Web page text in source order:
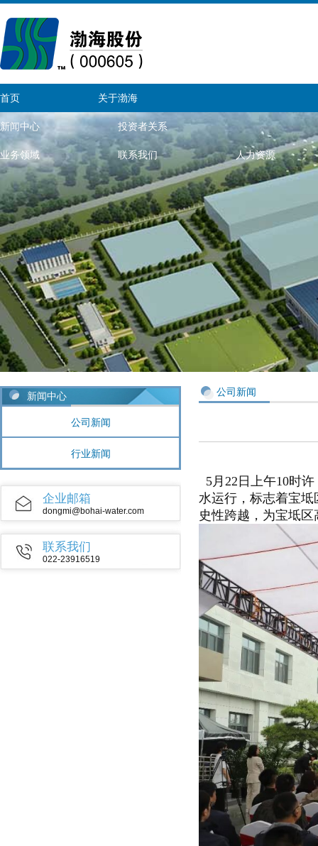
首页 关于渤海
新闻中心 投资者关系
业务领域 联系我们 人力资源
新闻中心
公司新闻
行业新闻
企业邮箱
dongmi@bohai-water.com
联系我们
022-23916519
公司新闻
5月22日上午10时
水运行，标志着宝
史性跨越，为宝坻